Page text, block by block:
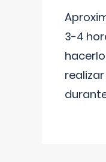
3-4